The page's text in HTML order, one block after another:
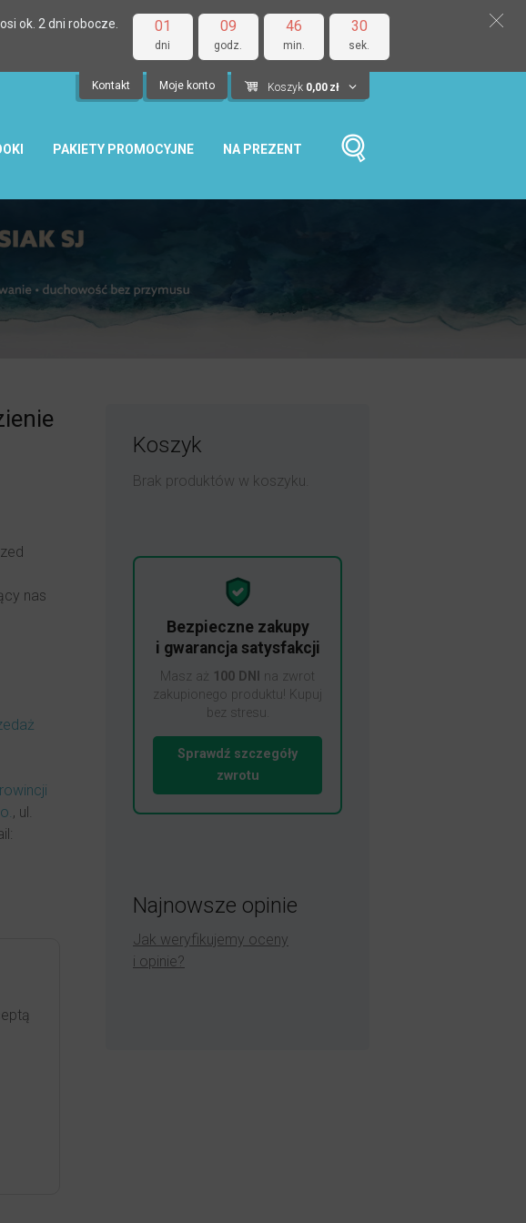
01
dni
09
godz.
46
min.
29
sek.
ok. 2 dni robocze.
Kontakt Moje konto Koszyk 0,00 zł
PAKIETY PROMOCYJNE NA PREZENT
nas
, ul.
Koszyk
Brak produktów w koszyku.
Bezpieczne zakupy
i gwarancja satysfakcji
Masz aż 100 DNI
na zwrot
zakupionego produktu! Kupuj
bez stresu.
Sprawdź szczegóły
zwrotu
Najnowsze opinie
Jak weryfikujemy oceny
i opinie?